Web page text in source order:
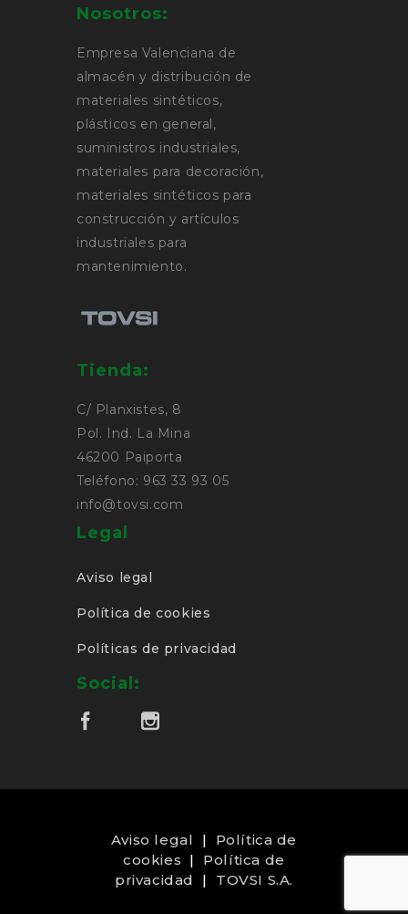
Nosotros:
Empresa Valenciana de
almacén y distribución de
materiales sintéticos,
plásticos en general,
suministros industriales,
materiales para decoración,
materiales sintéticos para
construcción y artículos
industriales para
mantenimiento.
Tienda:
C/ Planxistes, 8
Pol. Ind. La Mina
46200 Paiporta
Teléfono: 963 33 93 05
info@tovsi.com
Legal
Aviso legal
Política de cookies
Políticas de privacidad
Social:
Aviso legal | Política de
cookies | Política de
privacidad
| TOVSI S.A.